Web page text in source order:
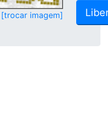
[trocar imagem]